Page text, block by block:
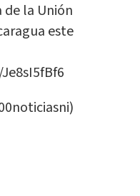
de la Unión
este